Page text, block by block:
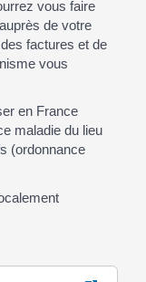
vous faire
de votre
factures et de
vous
en France
maladie du lieu
(ordonnance